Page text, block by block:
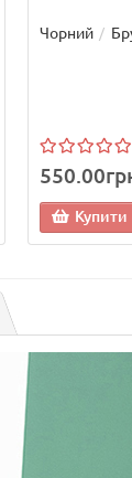
Чорний
Купити